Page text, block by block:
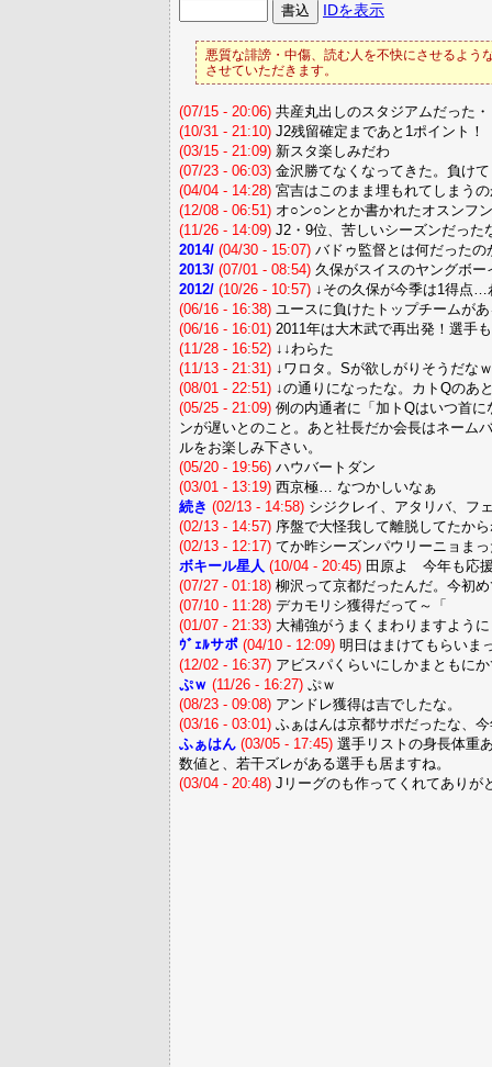
IDを表示
悪質な誹謗・中傷、読む人を不快にさせるよう
させていただきます。
(07/15 - 20:06) 共産丸出しのスタジアムだった
(10/31 - 21:10) J2残留確定まであと1ポイント！
(03/15 - 21:09) 新スタ楽しみだわ
(07/23 - 06:03) 金沢勝てなくなってきた。負け
(04/04 - 14:28) 宮吉はこのまま埋もれてしまう
(12/08 - 06:51) オ○ン○ンとか書かれたオスンフ
(11/26 - 14:09) J2・9位、苦しいシーズンだった
2014/ (04/30 - 15:07) バドゥ監督とは何だったの
2013/ (07/01 - 08:54) 久保がスイスのヤングボ
2012/ (10/26 - 10:57) ↓その久保が今季は1得点…
(06/16 - 16:38) ユースに負けたトップチームが
(06/16 - 16:01) 2011年は大木武で再出発！選手
(11/28 - 16:52) ↓↓わらた
(11/13 - 21:31) ↓ワロタ。Sが欲しがりそうだなｗ
(08/01 - 22:51) ↓の通りになったな。カトQのあ
(05/25 - 21:09) 例の内通者に「加トQはいつ首
ンが遅いとのこと。あと社長だか会長はネーム
ルをお楽しみ下さい。
(05/20 - 19:56) ハウバートダン
(03/01 - 13:19) 西京極… なつかしいなぁ
続き (02/13 - 14:58) シジクレイ、アタリバ、フ
(02/13 - 14:57) 序盤で大怪我して離脱してたか
(02/13 - 12:17) てか昨シーズンパウリーニョま
ボキール星人 (10/04 - 20:45) 田原よ 今年も応
(07/27 - 01:18) 柳沢って京都だったんだ。今初
(07/10 - 11:28) デカモリシ獲得だって～「
(01/07 - 21:33) 大補強がうまくまわりますように
ｳﾞｪﾙサポ (04/10 - 12:09) 明日はまけてもらいま
(12/02 - 16:37) アビスパくらいにしかまともに
ぷｗ (11/26 - 16:27) ぷｗ
(08/23 - 09:08) アンドレ獲得は吉でしたな。
(03/16 - 03:01) ふぁはんは京都サポだったな、
ふぁはん (03/05 - 17:45) 選手リストの身長体重
数値と、若干ズレがある選手も居ますね。
(03/04 - 20:48) Jリーグのも作ってくれてありが